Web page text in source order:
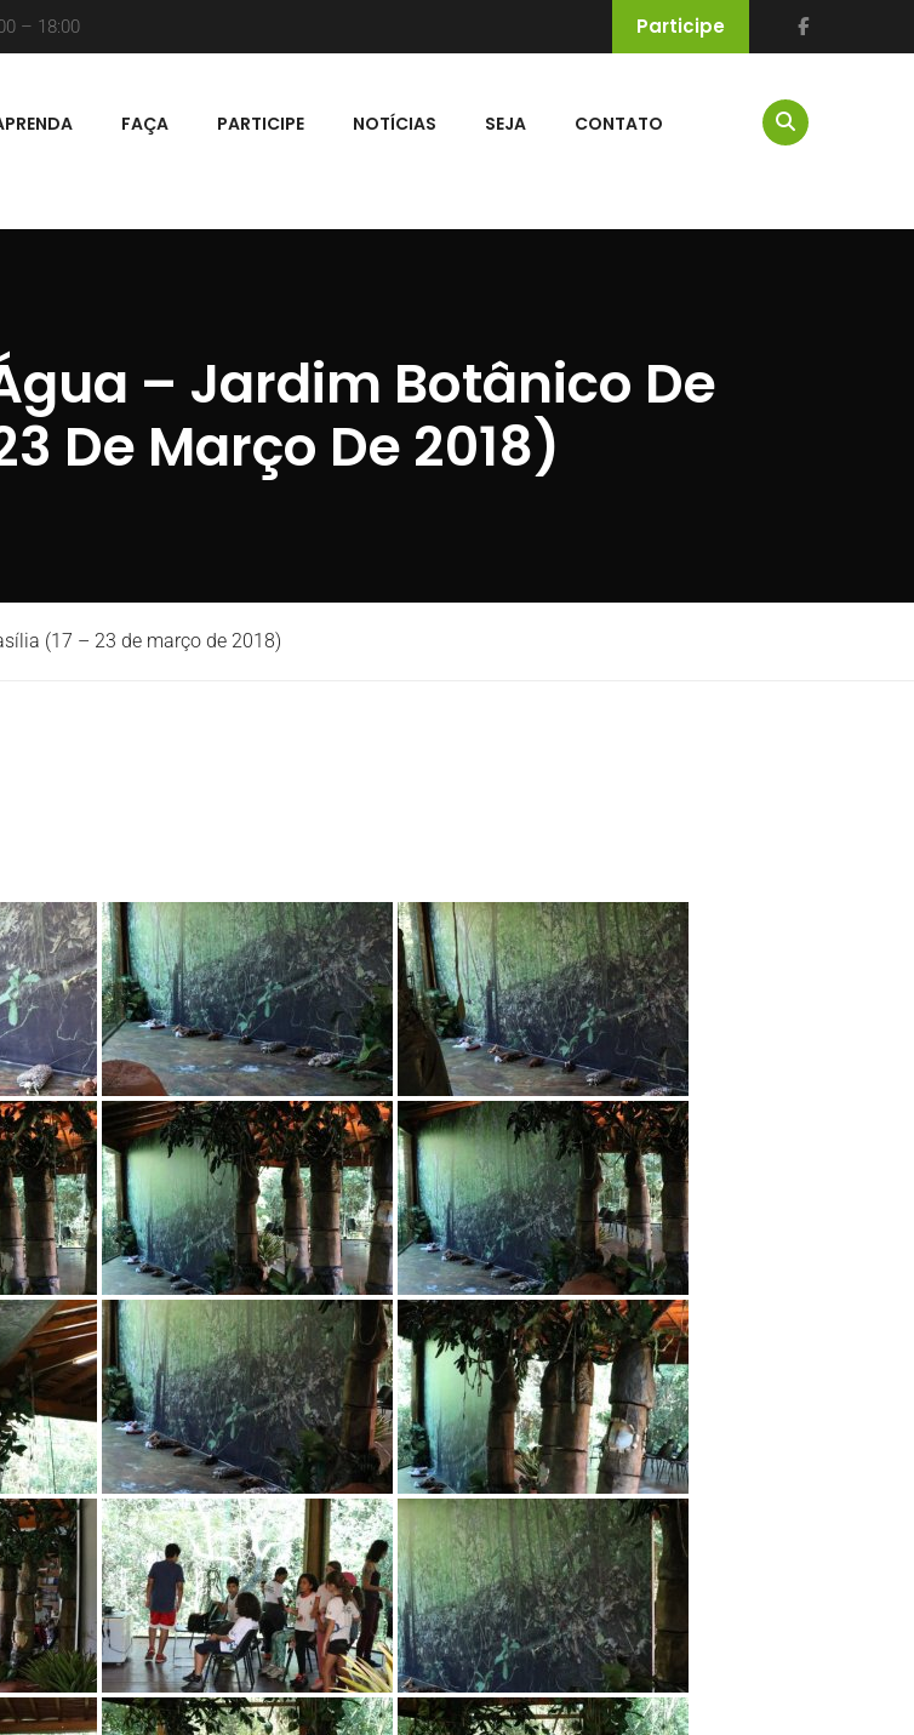
– 18:00 Participe
FAÇA PARTICIPE NOTÍCIAS SEJA CONTATO
– Jardim Botânico De
De Março De 2018)
(17 – 23 de março de 2018)